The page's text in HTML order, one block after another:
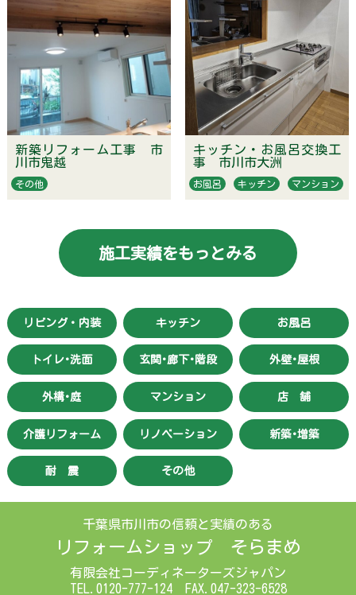
新築リフォーム工事 市
川市鬼越
その他
キッチン・お風呂交換工
事 市川市大洲
お風呂 キッチン マンション
施工実績をもっとみる
リビング・内装 キッチン お風呂
トイレ･洗面 玄関･廊下･階段 外壁･屋根
外構･庭 マンション 店 舗
介護リフォーム リノベーション 新築･増築
耐 震 その他
千葉県市川市の信頼と実績のある
リフォームショップ そらまめ
有限会社コーディネーターズジャパン
TEL.0120-777-124 FAX.047-323-6528